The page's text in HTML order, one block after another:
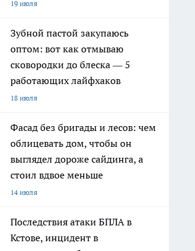
19 июля
Зубной пастой закупаюсь
оптом: вот как отмываю
сковородки до блеска — 5
работающих лайфхаков
18 июля
Фасад без бригады и лесов: чем
облицевать дом, чтобы он
выглядел дороже сайдинга, а
стоил вдвое меньше
14 июля
Последствия атаки БПЛА в
Кстове, инцидент в